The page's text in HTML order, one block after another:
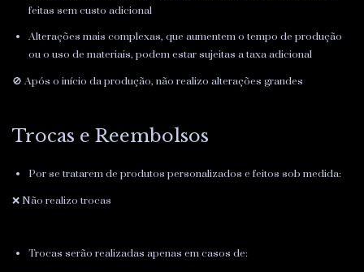
feitas sem custo adicional
Alterações mais complexas, que aumentem o tempo de produção
ou o uso de materiais, podem estar sujeitas a taxa adicional
🚫 Após o início da produção, não realizo alterações grandes
Trocas e Reembolsos
Por se tratarem de produtos personalizados e feitos sob medida:
❌ Não realizo trocas
Trocas serão realizadas apenas em casos de: